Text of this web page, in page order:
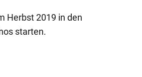
Herbst 2019 in den
starten.